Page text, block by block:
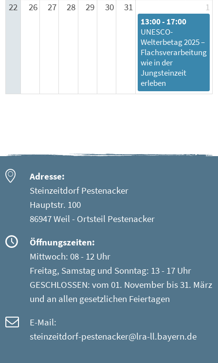
22 26 27 28 29 30 31 1
13:00 - 17:00
UNESCO-
Welterbetag 2025 –
Flachsverarbeitung
wie in der
Jungsteinzeit
erleben
Adresse:
Steinzeitdorf Pestenacker
Hauptstr. 100
86947 Weil - Ortsteil Pestenacker
Öffnungszeiten:
Mittwoch: 08 - 12 Uhr
Freitag, Samstag und Sonntag: 13 - 17 Uhr
GESCHLOSSEN: vom 01. November bis 31. März
und an allen gesetzlichen Feiertagen
E-Mail:
steinzeitdorf-pestenacker@lra-ll.bayern.de